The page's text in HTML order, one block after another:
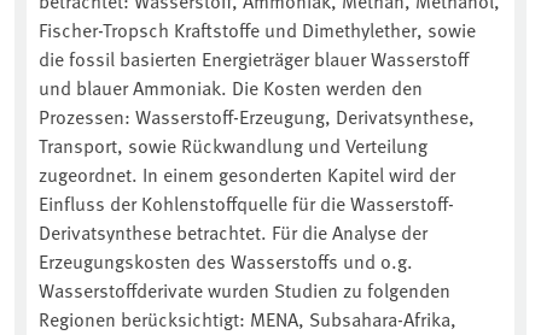
Fischer-Tropsch Kraftstoffe und Dimethylether, sowie
die fossil basierten Energieträger blauer Wasserstoff
und blauer Ammoniak. Die Kosten werden den
Prozessen: Wasserstoff-Erzeugung, Derivatsynthese,
Transport, sowie Rückwandlung und Verteilung
zugeordnet. In einem gesonderten Kapitel wird der
Einfluss der Kohlenstoffquelle für die Wasserstoff-
Derivatsynthese betrachtet. Für die Analyse der
Erzeugungskosten des Wasserstoffs und o.g.
Wasserstoffderivate wurden Studien zu folgenden
Regionen berücksichtigt: MENA, Subsahara-Afrika,